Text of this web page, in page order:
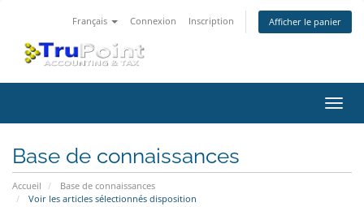
Français Connexion Inscription Afficher le panier
la
Base de connaissances
Accueil
Base de connaissances
Voir les articles sélectionnés disposition